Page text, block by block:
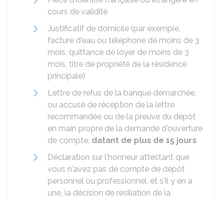
cours de validité
Justificatif de domicile (par exemple,
facture d'eau ou téléphone de moins de 3
mois, quittance de loyer de moins de 3
mois, titre de propriété de la résidence
principale)
Lettre de refus de la banque démarchée,
ou accusé de réception de la lettre
recommandée ou de la preuve du dépôt
en main propre de la demande d'ouverture
de compte, datant de plus de 15 jours
Déclaration sur l'honneur attestant que
vous n'avez pas de compte de dépôt
personnel ou professionnel, et s'il y en a
une, la décision de résiliation de la